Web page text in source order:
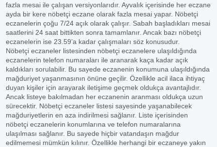
fazla mesai ile çalışan versiyonlarıdır. Ayvalık içerisinde her eczane
ayda bir kere nöbetçi eczane olarak fazla mesai yapar. Nöbetçi
eczanelerin çoğu 7/24 açık olarak çalışır. Sabah başladıkları mesai
saatlerini 24 saat bittikten sonra tamamlanır. Ancak bazı nöbetçi
eczanelerin ise 23.59’a kadar çalışmaları söz konusudur.
Nöbetçi eczaneler listesinden nöbetçi eczanelere ulaşıldığında
eczanelerin telefon numaraları ile aranarak kaça kadar açık
kaldıkları sorulabilir. Bu sayede eczanenin konumuna ulaşıldığında
mağduriyet yaşanmasının önüne geçilir. Özellikle acil ilaca ihtiyaç
duyan kişiler için arayarak iletişime geçmek oldukça avantajlıdır.
Ancak listeye bakılmadan her eczanenin aranması oldukça uzun
sürecektir. Nöbetçi eczaneler listesi sayesinde yaşanabilecek
mağduriyetlerin en aza indirilmesi sağlanır. Liste içerisinden
nöbetçi eczanelerin konumlarına ve telefon numaralarına
ulaşılması sağlanır. Bu sayede hiçbir vatandaşın mağdur
edilmemesi mümkün kılınır. Özellikle herhangi bir eczaneye yakın